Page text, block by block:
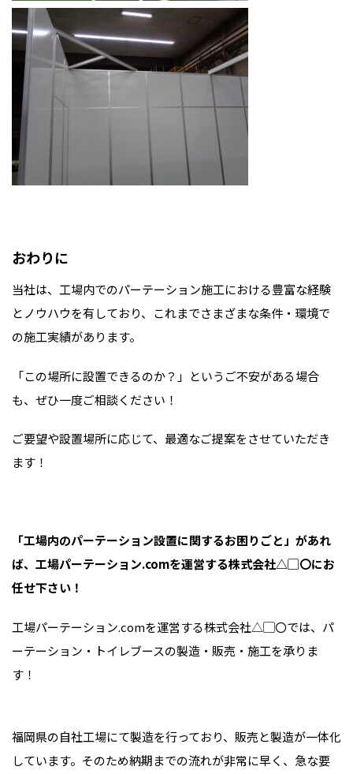
おわりに
当社は、工場内でのパーテーション施工における豊富な経験
とノウハウを有しており、これまでさまざまな条件・環境で
の施工実績があります。
「この場所に設置できるのか？」というご不安がある場合
も、ぜひ一度ご相談ください！
ご要望や設置場所に応じて、最適なご提案をさせていただき
ます！
「工場内のパーテーション設置に関するお困りごと」があれ
ば、工場パーテーション.comを運営する株式会社△▢〇にお
任せ下さい！
工場パーテーション.comを運営する株式会社△▢〇では、パ
ーテーション・トイレブースの製造・販売・施工を承りま
す！
福岡県の自社工場にて製造を行っており、販売と製造が一体化
しています。そのため納期までの流れが非常に早く、急な要